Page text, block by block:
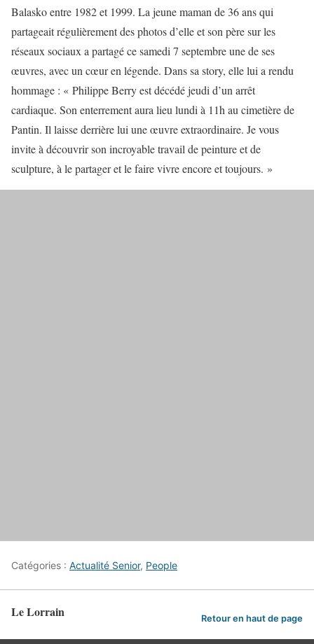
Balasko entre 1982 et 1999. La jeune maman de 36 ans qui
partageait régulièrement des photos d’elle et son père sur les
réseaux sociaux a partagé ce samedi 7 septembre une de ses
œuvres, avec un cœur en légende. Dans sa story, elle lui a rendu
hommage : « Philippe Berry est décédé jeudi d’un arrêt
cardiaque. Son enterrement aura lieu lundi à 11h au cimetière de
Pantin. Il laisse derrière lui une œuvre extraordinaire. Je vous
invite à découvrir son incroyable travail de peinture et de
sculpture, à le partager et le faire vivre encore et toujours. »
Catégories : Actualité Senior, People
Le Lorrain Retour en haut de page